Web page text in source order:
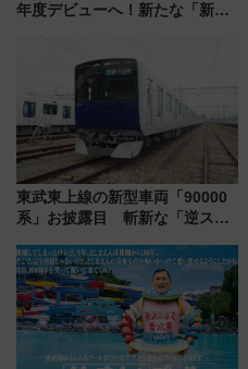
年度デビューへ！新たな「新幹
東武東上線の新型車両「90000
系」お披露目 斬新な「逆スラ
放的な車内空間に注目、デビュ
ーは9月